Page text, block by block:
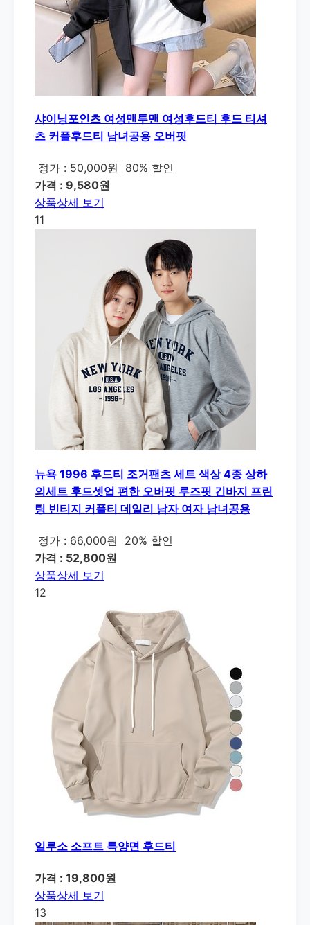
샤이닝포인츠 여성맨투맨 여성후드티 후드 티셔
츠 커플후드티 남녀공용 오버핏
정가 : 50,000원
80% 할인
가격 : 9,580원
상품상세 보기
11
뉴욕 1996 후드티 조거팬츠 세트 색상 4종 상하
의세트 후드셋업 편한 오버핏 루즈핏 긴바지 프린
팅 빈티지 커플티 데일리 남자 여자 남녀공용
정가 : 66,000원
20% 할인
가격 : 52,800원
상품상세 보기
12
일루소 소프트 특양면 후드티
가격 : 19,800원
상품상세 보기
13